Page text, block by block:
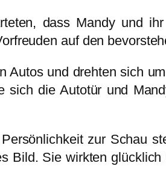
dass Mandy und
auf den
Autos und drehten sich
die Autotür und
zur Schau
Bild. Sie wirkten